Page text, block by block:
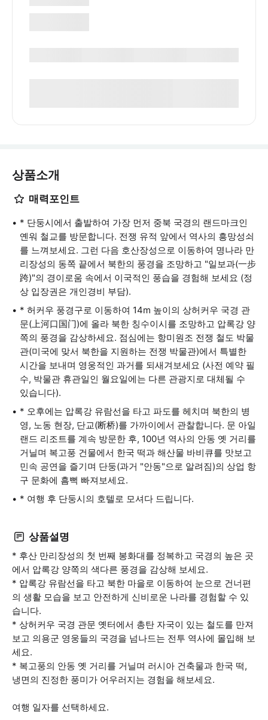
상품소개
매력포인트
* 단둥시에서 출발하여 가장 먼저 중북 국경의 랜드마크인
옌워 철교를 방문합니다. 전쟁 유적 앞에서 역사의 흥망성쇠
를 느껴보세요. 그런 다음 호산장성으로 이동하여 명나라 만
리장성의 동쪽 끝에서 북한의 풍경을 조망하고 "일보과(一步
跨)"의 경이로움 속에서 이국적인 풍습을 경험해 보세요 (정
상 입장권은 개인경비 부담).
* 허커우 풍경구로 이동하여 14m 높이의 상허커우 국경 관
문(上河口国门)에 올라 북한 칭수이시를 조망하고 압록강 양
쪽의 풍경을 감상하세요. 점심에는 항미원조 전쟁 철도 박물
관(미국에 맞서 북한을 지원하는 전쟁 박물관)에서 특별한
시간을 보내며 영웅적인 과거를 되새겨보세요 (사전 예약 필
수, 박물관 휴관일인 월요일에는 다른 관광지로 대체될 수
있습니다).
* 오후에는 압록강 유람선을 타고 파도를 헤치며 북한의 병
영, 노동 현장, 단교(断桥)를 가까이에서 관찰합니다. 문 아일
랜드 리조트를 계속 방문한 후, 100년 역사의 안동 옛 거리를
거닐며 복고풍 건물에서 한국 떡과 해산물 바비큐를 맛보고
민속 공연을 즐기며 단둥(과거 "안동"으로 알려짐)의 상업 항
구 문화에 흠뻑 빠져보세요.
* 여행 후 단둥시의 호텔로 모셔다 드립니다.
상품설명
* 후산 만리장성의 첫 번째 봉화대를 정복하고 국경의 높은 곳
에서 압록강 양쪽의 색다른 풍경을 감상해 보세요.
* 압록강 유람선을 타고 북한 마을로 이동하여 눈으로 건너편
의 생활 모습을 보고 안전하게 신비로운 나라를 경험할 수 있
습니다.
* 상허커우 국경 관문 옛터에서 총탄 자국이 있는 철도를 만져
보고 의용군 영웅들의 국경을 넘나드는 전투 역사에 몰입해 보
세요.
* 복고풍의 안동 옛 거리를 거닐며 러시아 건축물과 한국 떡,
냉면의 진정한 풍미가 어우러지는 경험을 해보세요.
여행 일자를 선택하세요.